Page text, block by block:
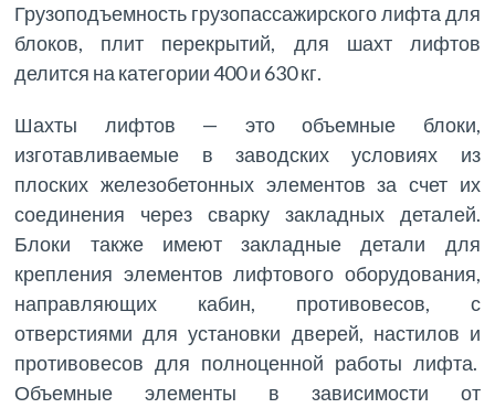
Грузоподъемность грузопассажирского лифта для
блоков, плит перекрытий, для шахт лифтов
делится на категории 400 и 630 кг.
Шахты лифтов — это объемные блоки,
изготавливаемые в заводских условиях из
плоских железобетонных элементов за счет их
соединения через сварку закладных деталей.
Блоки также имеют закладные детали для
крепления элементов лифтового оборудования,
направляющих кабин, противовесов, с
отверстиями для установки дверей, настилов и
противовесов для полноценной работы лифта.
Объемные элементы в зависимости от